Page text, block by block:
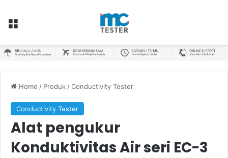
Menu
Home / Produk /Conductivity Tester
Conductivity Tester
Alat pengukur
Konduktivitas Air seri EC-3